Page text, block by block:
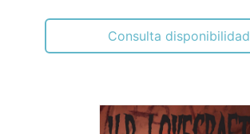
Consulta disponibilidad